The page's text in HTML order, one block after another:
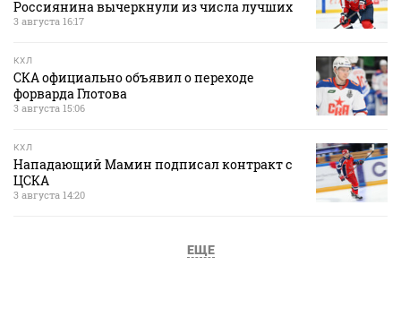
Россиянина вычеркнули из числа лучших
3 августа 16:17
КХЛ
СКА официально объявил о переходе
форварда Глотова
3 августа 15:06
КХЛ
Нападающий Мамин подписал контракт с
ЦСКА
3 августа 14:20
ЕЩЕ